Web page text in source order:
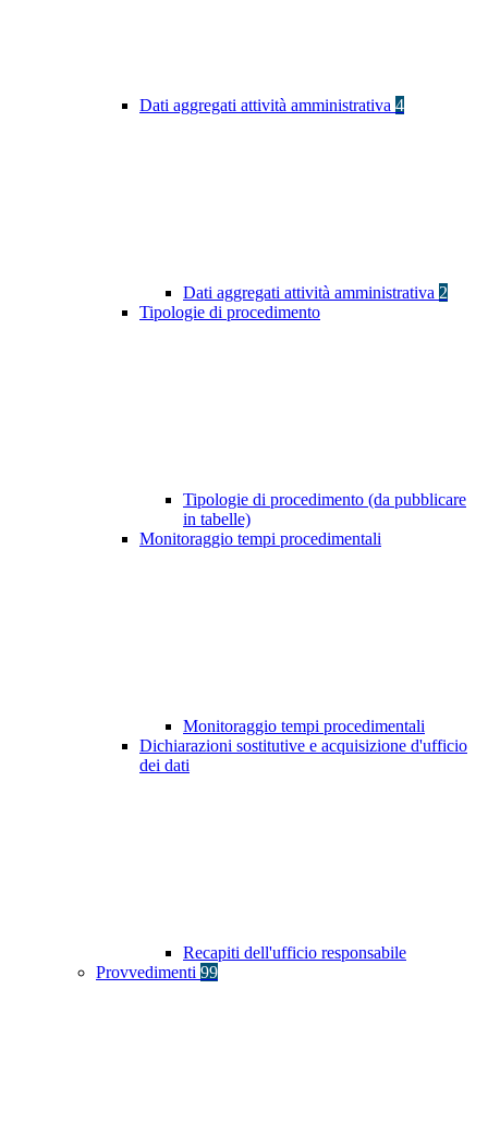
Dati aggregati attività amministrativa 4
Dati aggregati attività amministrativa 2
Tipologie di procedimento
Tipologie di procedimento (da pubblicare
in tabelle)
Monitoraggio tempi procedimentali
Monitoraggio tempi procedimentali
Dichiarazioni sostitutive e acquisizione d'ufficio
dei dati
Recapiti dell'ufficio responsabile
Provvedimenti 99